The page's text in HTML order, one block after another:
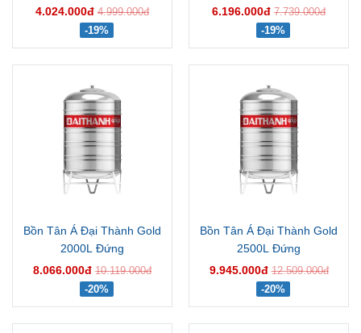
4.024.000đ 4.999.000đ
-19%
6.196.000đ 7.739.000đ
-19%
Bồn Tân Á Đại Thành Gold
2000L Đứng
8.066.000đ 10.119.000đ
-20%
Bồn Tân Á Đại Thành Gold
2500L Đứng
9.945.000đ 12.509.000đ
-20%